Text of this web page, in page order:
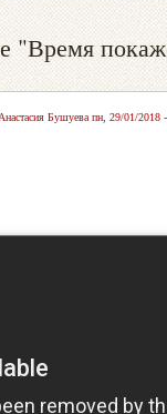
"Время
Анастасия Бушуева пн, 29/01/2018